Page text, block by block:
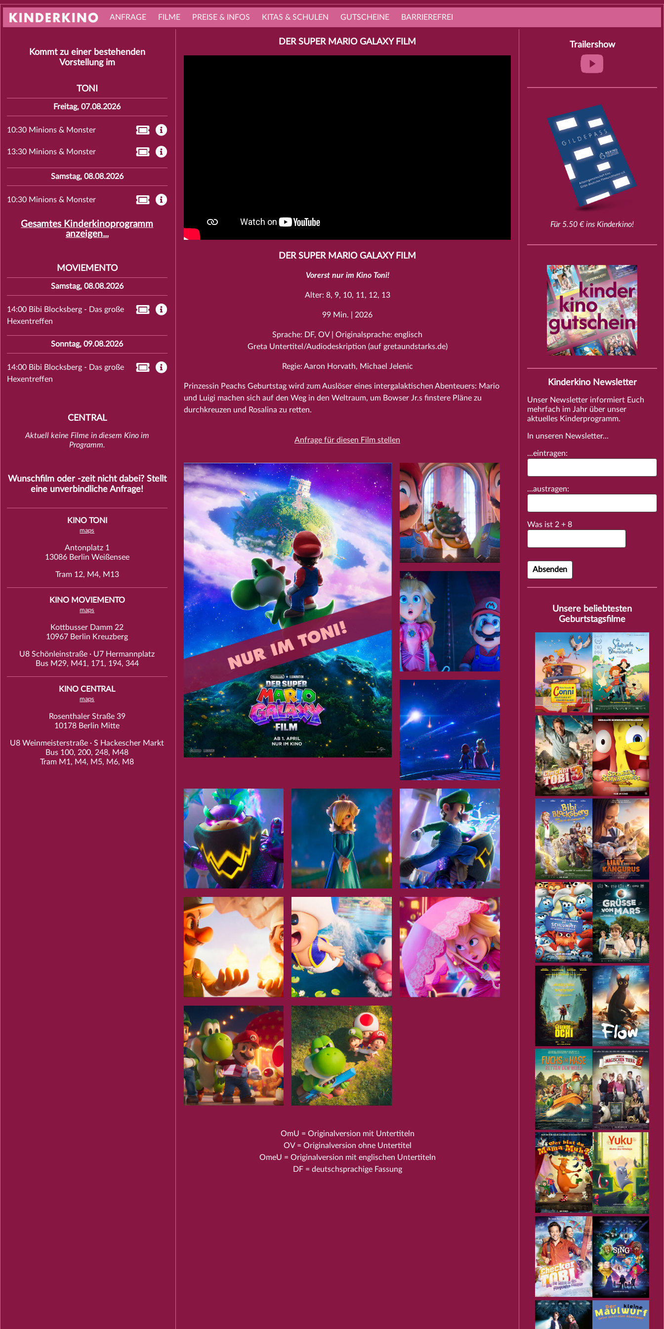
ANFRAGE FILME PREISE & INFOS KITAS & SCHULEN GUTSCHEINE BARRIEREFREI
DER SUPER MARIO GALAXY FILM
DER SUPER MARIO GALAXY FILM
Vorerst nur im Kino Toni!
Alter: 8, 9, 10, 11, 12, 13
99 Min. | 2026
Sprache: DF, OV | Originalsprache: englisch
Greta Untertitel/Audiodeskription (auf gretaundstarks.de)
Regie: Aaron Horvath, Michael Jelenic
Prinzessin Peachs Geburtstag wird zum Auslöser eines intergalaktischen Abenteuers: Mario
und Luigi machen sich auf den Weg in den Weltraum, um Bowser Jr.s finstere Pläne zu
durchkreuzen und Rosalina zu retten.
Anfrage für diesen Film stellen
OmU = Originalversion mit Untertiteln
OV = Originalversion ohne Untertitel
OmeU = Originalversion mit englischen Untertiteln
DF = deutschsprachige Fassung
Kommt zu einer bestehenden
Vorstellung im
TONI
Freitag, 07.08.2026
10:30 Minions & Monster
13:30 Minions & Monster
Samstag, 08.08.2026
10:30 Minions & Monster
Gesamtes Kinderkinoprogramm
anzeigen...
MOVIEMENTO
Samstag, 08.08.2026
14:00 Bibi Blocksberg - Das große
Hexentreffen
Sonntag, 09.08.2026
14:00 Bibi Blocksberg - Das große
Hexentreffen
CENTRAL
Aktuell keine Filme in diesem Kino im
Programm.
Wunschfilm oder -zeit nicht dabei? Stellt
eine unverbindlicheAnfrage!
KINO TONI
maps
Antonplatz 1
13086 Berlin Weißensee
Tram 12, M4, M13
KINO MOVIEMENTO
maps
Kottbusser Damm 22
10967 Berlin Kreuzberg
U8 Schönleinstraße · U7 Hermannplatz
Bus M29, M41, 171, 194, 344
KINO CENTRAL
maps
Rosenthaler Straße 39
10178 Berlin Mitte
U8 Weinmeisterstraße · S Hackescher Markt
Bus 100, 200, 248, M48
Tram M1, M4, M5, M6, M8
Trailershow
Für 5.50 € ins Kinderkino!
Kinderkino Newsletter
Unser Newsletter informiert Euch
mehrfach im Jahr über unser
aktuelles Kinderprogramm.
In unseren Newsletter...
...eintragen:
...austragen:
Was ist 2 + 8
Unsere beliebtesten
Geburtstagsfilme